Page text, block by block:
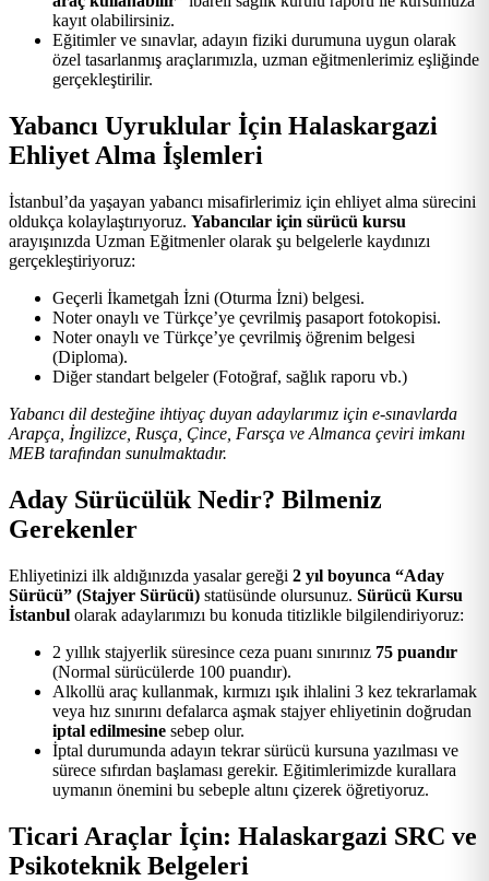
kayıt olabilirsiniz.
Eğitimler ve sınavlar, adayın fiziki durumuna uygun olarak
özel tasarlanmış araçlarımızla, uzman eğitmenlerimiz eşliğinde
gerçekleştirilir.
Yabancı Uyruklular İçin Halaskargazi
Ehliyet Alma İşlemleri
İstanbul’da yaşayan yabancı misafirlerimiz için ehliyet alma sürecini
oldukça kolaylaştırıyoruz. Yabancılar için sürücü kursu
arayışınızda Uzman Eğitmenler olarak şu belgelerle kaydınızı
gerçekleştiriyoruz:
Geçerli İkametgah İzni (Oturma İzni) belgesi.
Noter onaylı ve Türkçe’ye çevrilmiş pasaport fotokopisi.
Noter onaylı ve Türkçe’ye çevrilmiş öğrenim belgesi
(Diploma).
Diğer standart belgeler (Fotoğraf, sağlık raporu vb.)
Yabancı dil desteğine ihtiyaç duyan adaylarımız için e-sınavlarda
Arapça, İngilizce, Rusça, Çince, Farsça ve Almanca çeviri imkanı
MEB tarafından sunulmaktadır.
Aday Sürücülük Nedir? Bilmeniz
Gerekenler
Ehliyetinizi ilk aldığınızda yasalar gereği 2 yıl boyunca “Aday
Sürücü” (Stajyer Sürücü) statüsünde olursunuz. Sürücü Kursu
İstanbul olarak adaylarımızı bu konuda titizlikle bilgilendiriyoruz:
2 yıllık stajyerlik süresince ceza puanı sınırınız 75 puandır
(Normal sürücülerde 100 puandır).
Alkollü araç kullanmak, kırmızı ışık ihlalini 3 kez tekrarlamak
veya hız sınırını defalarca aşmak stajyer ehliyetinin doğrudan
iptal edilmesine sebep olur.
İptal durumunda adayın tekrar sürücü kursuna yazılması ve
sürece sıfırdan başlaması gerekir. Eğitimlerimizde kurallara
uymanın önemini bu sebeple altını çizerek öğretiyoruz.
Ticari Araçlar İçin: Halaskargazi SRC ve
Psikoteknik Belgeleri